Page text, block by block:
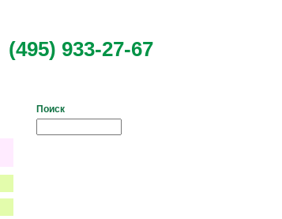
(495) 933-27-67
Поиск